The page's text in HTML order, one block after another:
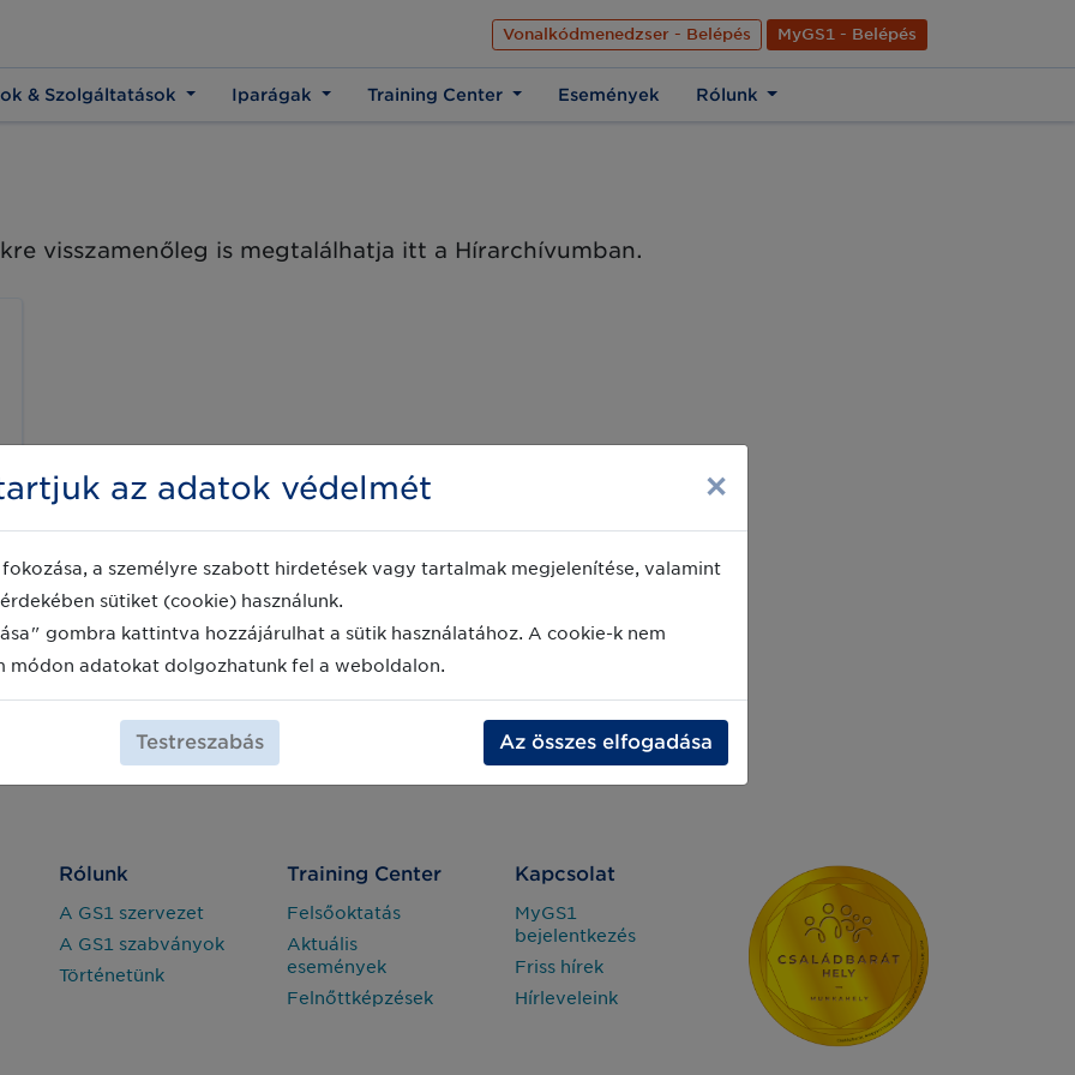
Az üzleti élet közös nyelve Hírek Kapcsolat Rólunk
EN
Vonalkódmenedzser - Belépés
MyGS1 - Belépés
& Szolgáltatások Iparágak Training Center Események Rólunk
visszamenőleg is megtalálhatja itt a Hírarchívumban.
Rólunk
A GS1 szervezet
A GS1 szabványok
Történetünk
Training Center
Felsőoktatás
Aktuális
események
Felnőttképzések
Kapcsolat
MyGS1
bejelentkezés
Friss hírek
Hírleveleink
az adatok védelmét ×
a személyre szabott hirdetések vagy tartalmak megjelenítése, valamint
sütiket (cookie) használunk.
gombra kattintva hozzájárulhat a sütik használatához. A cookie-k nem
módon adatokat dolgozhatunk fel a weboldalon.
Testreszabás Az összes elfogadása